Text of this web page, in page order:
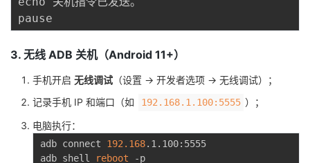
3. 无线 ADB 关机（Android 11+）
手机开启 无线调试 （设置 → 开发者选项 → 无线调试）；
记录手机 IP 和端口（如
192.168.1.100:5555 ）；
电脑执行：
adb connect 192.168.1.100:5555
adb shell
reboot